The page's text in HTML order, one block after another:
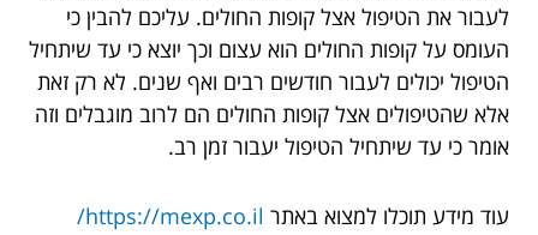
לעבור את הטיפול אצל קופות החולים. עליכם להבין כי
העומס על קופות החולים הוא עצום וכך יוצא כי עד שיתחיל
הטיפול יכולים לעבור חודשים רבים ואף שנים. לא רק זאת
אלא שהטיפולים אצל קופות החולים הם לרוב מוגבלים וזה
אומר כי עד שיתחיל הטיפול יעבור זמן רב.
עוד מידע תוכלו למצוא באתר https://mexp.co.il/